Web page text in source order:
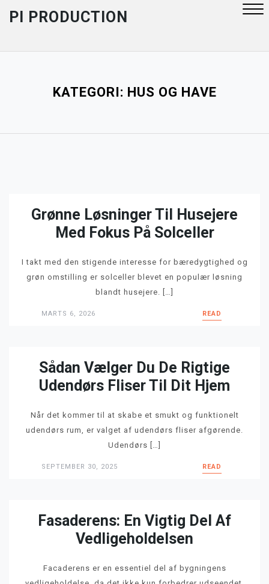
PI PRODUCTION
KATEGORI: HUS OG HAVE
Grønne Løsninger Til Husejere
Med Fokus På Solceller
I takt med den stigende interesse for bæredygtighed og
grøn omstilling er solceller blevet en populær løsning
blandt husejere. […]
MARTS 6, 2026 READ
Sådan Vælger Du De Rigtige
Udendørs Fliser Til Dit Hjem
Når det kommer til at skabe et smukt og funktionelt
udendørs rum, er valget af udendørs fliser afgørende.
Udendørs […]
SEPTEMBER 30, 2025 READ
Fasaderens: En Vigtig Del Af
Vedligeholdelsen
Facaderens er en essentiel del af bygningens